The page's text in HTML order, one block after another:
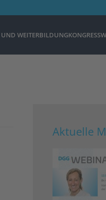
WEITERBILDUNGKONGRESS
Aktuelle